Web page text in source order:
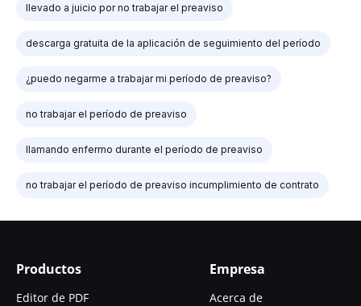
llevado a juicio por no trabajar el preaviso
descarga gratuita de la aplicación de seguimiento del período
¿puedo negarme a trabajar mi período de preaviso?
no trabajar el período de preaviso
llamando enfermo durante el período de preaviso
no trabajar el período de preaviso incumplimiento de contrato
Productos
Editor de PDF
Empresa
Acerca de